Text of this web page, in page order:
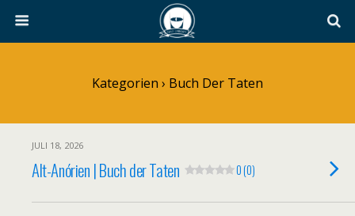
Kategorien › Buch Der Taten
JULI 18, 2026
Alt-Anórien | Buch der Taten 0 (0)